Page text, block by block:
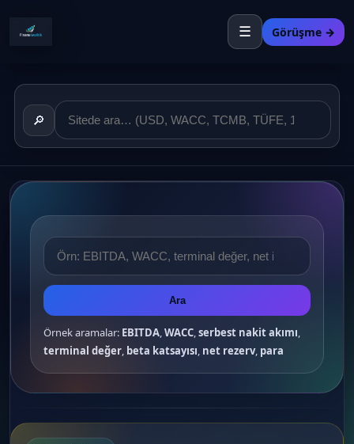
☰ Görüşme →
🔎
Ara
Örnek aramalar: EBITDA,WACC,serbest nakit akımı,
terminal değer, beta katsayısı, net rezerv, para